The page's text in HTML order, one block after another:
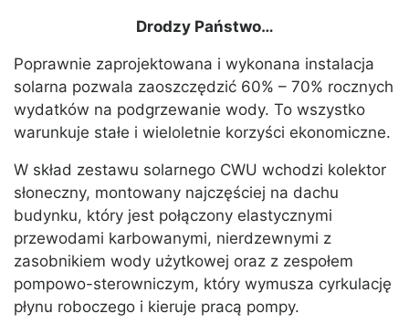
Drodzy Państwo…
Poprawnie zaprojektowana i wykonana instalacja
solarna pozwala zaoszczędzić 60% – 70% rocznych
wydatków na podgrzewanie wody. To wszystko
warunkuje stałe i wieloletnie korzyści ekonomiczne.
W skład zestawu solarnego CWU wchodzi kolektor
słoneczny, montowany najczęściej na dachu
budynku, który jest połączony elastycznymi
przewodami karbowanymi, nierdzewnymi z
zasobnikiem wody użytkowej oraz z zespołem
pompowo-sterowniczym, który wymusza cyrkulację
płynu roboczego i kieruje pracą pompy.